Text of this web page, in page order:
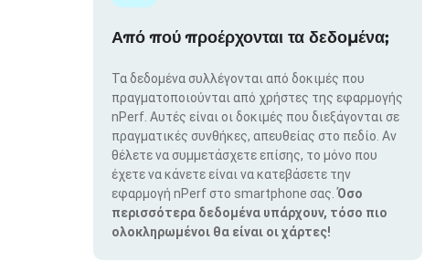
Από πού προέρχονται τα δεδομένα;
Τα δεδομένα συλλέγονται από δοκιμές που
πραγματοποιούνται από χρήστες της εφαρμογής
nPerf. Αυτές είναι οι δοκιμές που διεξάγονται σε
πραγματικές συνθήκες, απευθείας στο πεδίο. Αν
θέλετε να συμμετάσχετε επίσης, το μόνο που
έχετε να κάνετε είναι να κατεβάσετε την
εφαρμογή nPerf στο smartphone σας.Όσο
περισσότερα δεδομένα υπάρχουν, τόσο πιο
ολοκληρωμένοι θα είναι οι χάρτες!